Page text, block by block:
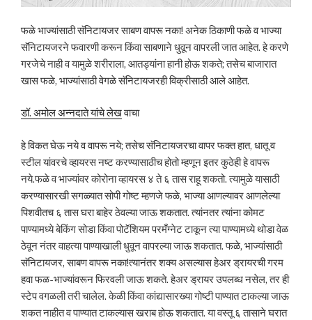
फळे भाज्यांसाठी सॅनिटायजर साबण वापरू नका! अनेक ठिकाणी फळे व भाज्या
सॅनिटायजरने फवारणी करून किंवा साबणाने धुवून वापरली जात आहेत. हे करणे
गरजेचे नाही व यामुळे शरीराला, आतड्यांना हानी होऊ शकते; तसेच बाजारात
खास फळे, भाज्यांसाठी वेगळे सॅनिटायजरही विक्रीसाठी आले आहेत.
डॉ. अमोल अन्नदाते यांचे लेखवाचा
हे विकत घेऊ नये व वापरू नये; तसेच सॅनिटायजरचा वापर फक्त हात, धातू व
स्टील यांवरचे व्हायरस नष्ट करण्यासाठीच होतो म्हणून इतर कुठेही हे वापरू
नये.फळे व भाज्यांवर कोरोना व्हायरस ४ ते ६ तास राहू शकतो. त्यामुळे यासाठी
करण्यासारखी सगळ्यात सोपी गोष्ट म्हणजे फळे, भाज्या आणल्यावर आणलेल्या
पिशवीतच ६ तास घरा बाहेर ठेवल्या जाऊ शकतात. त्यांनतर त्यांना कोमट
पाण्यामध्ये बेकिंग सोडा किंवा पोटॅशियम परमँग्नेट टाकून त्या पाण्यामध्ये थोडा वेळ
ठेवून नंतर वाहत्या पाण्याखाली धुवून वापरल्या जाऊ शकतात. फळे, भाज्यांसाठी
सॅनिटायजर, साबण वापरू नका!त्यानंतर शक्य असल्यास हेअर ड्रायरची गरम
हवा फळ-भाज्यांवरून फिरवली जाऊ शकते. हेअर ड्रायर उपलब्ध नसेल, तर ही
स्टेप वगळली तरी चालेल. केळी किंवा कांद्यासारख्या गोष्टी पाण्यात टाकल्या जाऊ
शकत नाहीत व पाण्यात टाकल्यास खराब होऊ शकतात. या वस्तू ६ तासाने घरात